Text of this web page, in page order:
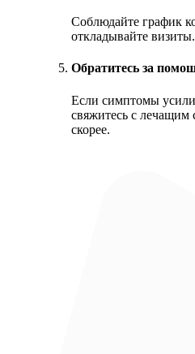
Соблюдайте график
откладывайте визиты.
Обратитесь за
Если симптомы
свяжитесь с
скорее.